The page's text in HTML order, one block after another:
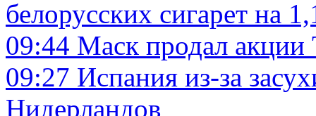
белорусских сигарет на
09:44 Маск продал акции
09:27 Испания из-за
Нидерландов